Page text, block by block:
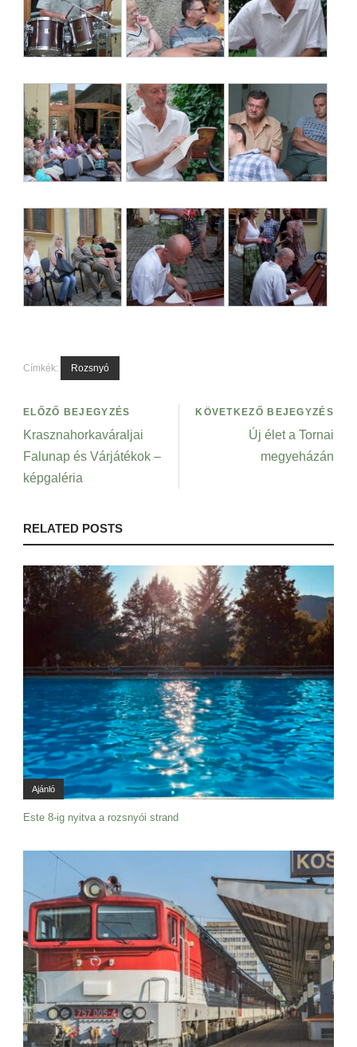
Címkék: Rozsnyó
ELŐZŐ BEJEGYZÉS
Krasznahorkaváraljai
Falunap és Várjátékok –
képgaléria
KÖVETKEZŐ BEJEGYZÉS
Új élet a Tornai
megyeházán
RELATED POSTS
Ajánló
Este 8-ig nyitva a rozsnyói strand